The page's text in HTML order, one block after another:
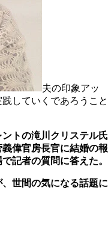
夫の印象アッ
していくであろうこと
トの滝川クリステル氏
偉官房長官に結婚の報
記者の質問に答えた。
、世間の気になる話題に